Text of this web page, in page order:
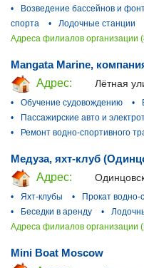
•
Возведение бассейнов и
спорта
•
Лодочные станции
Адреса филиалов организации
Mangata Marine,
Адрес:
Лётная
•
Обучение судовождению •
•
Пассажирские авто и
•
Ремонт водно-спортивного
Медуза, яхт-клуб
Адрес:
•
Яхт-клубы •
Прокат водно-
•
Беседки в аренду •
Адреса филиалов организации
Mini Boat Moscow